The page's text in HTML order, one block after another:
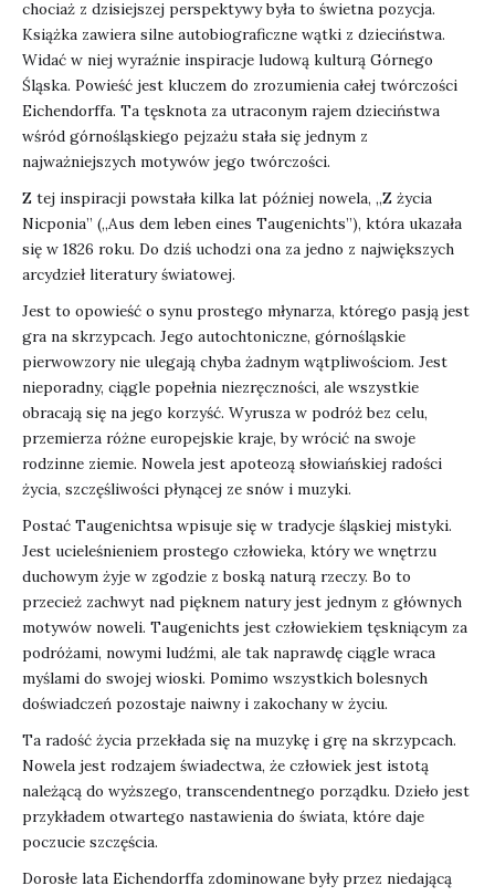
chociaż z dzisiejszej perspektywy była to świetna pozycja.
Książka zawiera silne autobiograficzne wątki z dzieciństwa.
Widać w niej wyraźnie inspiracje ludową kulturą Górnego
Śląska. Powieść jest kluczem do zrozumienia całej twórczości
Eichendorffa. Ta tęsknota za utraconym rajem dzieciństwa
wśród górnośląskiego pejzażu stała się jednym z
najważniejszych motywów jego twórczości.
Z tej inspiracji powstała kilka lat później nowela, „Z życia
Nicponia” („Aus dem leben eines Taugenichts”), która ukazała
się w 1826 roku. Do dziś uchodzi ona za jedno z największych
arcydzieł literatury światowej.
Jest to opowieść o synu prostego młynarza, którego pasją jest
gra na skrzypcach. Jego autochtoniczne, górnośląskie
pierwowzory nie ulegają chyba żadnym wątpliwościom. Jest
nieporadny, ciągle popełnia niezręczności, ale wszystkie
obracają się na jego korzyść. Wyrusza w podróż bez celu,
przemierza różne europejskie kraje, by wrócić na swoje
rodzinne ziemie. Nowela jest apoteozą słowiańskiej radości
życia, szczęśliwości płynącej ze snów i muzyki.
Postać Taugenichtsa wpisuje się w tradycje śląskiej mistyki.
Jest ucieleśnieniem prostego człowieka, który we wnętrzu
duchowym żyje w zgodzie z boską naturą rzeczy. Bo to
przecież zachwyt nad pięknem natury jest jednym z głównych
motywów noweli. Taugenichts jest człowiekiem tęskniącym za
podróżami, nowymi ludźmi, ale tak naprawdę ciągle wraca
myślami do swojej wioski. Pomimo wszystkich bolesnych
doświadczeń pozostaje naiwny i zakochany w życiu.
Ta radość życia przekłada się na muzykę i grę na skrzypcach.
Nowela jest rodzajem świadectwa, że człowiek jest istotą
należącą do wyższego, transcendentnego porządku. Dzieło jest
przykładem otwartego nastawienia do świata, które daje
poczucie szczęścia.
Dorosłe lata Eichendorffa zdominowane były przez niedającą